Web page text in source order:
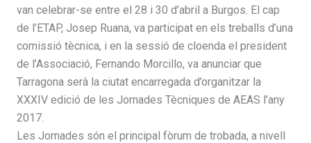
van celebrar-se entre el 28 i 30 d’abril a Burgos. El cap
de l’ETAP, Josep Ruana, va participat en els treballs d’una
comissió tècnica, i en la sessió de cloenda el president
de l’Associació, Fernando Morcillo, va anunciar que
Tarragona serà la ciutat encarregada d’organitzar la
XXXIV edició de les Jornades Tècniques de AEAS l’any
2017.
Les Jornades són el principal fòrum de trobada, a nivell